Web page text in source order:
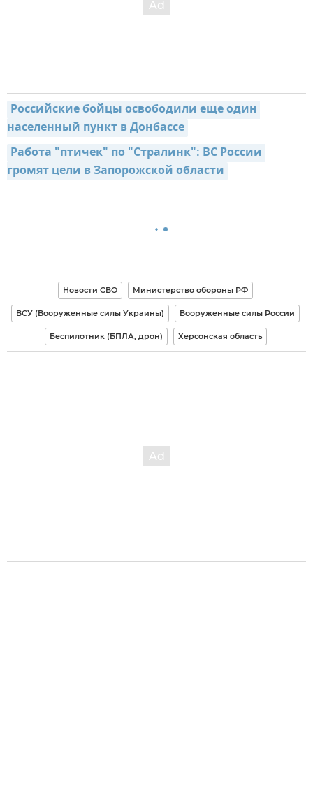
Российские бойцы освободили еще один
населенный пункт в Донбассе
Работа "птичек" по "Стралинк": ВС России
громят цели в Запорожской области
Новости СВО Министерство обороны РФ
ВСУ (Вооруженные силы Украины) Вооруженные силы России
Беспилотник (БПЛА, дрон) Херсонская область